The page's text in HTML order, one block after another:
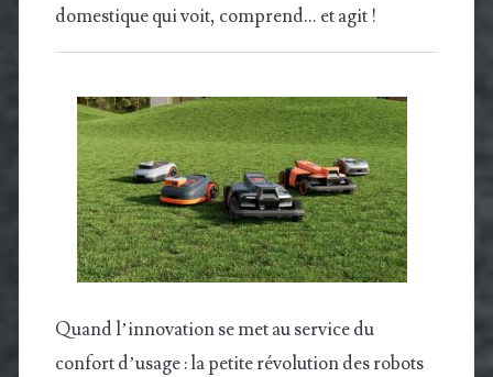
domestique qui voit, comprend… et agit !
Quand l’innovation se met au service du
confort d’usage : la petite révolution des robots